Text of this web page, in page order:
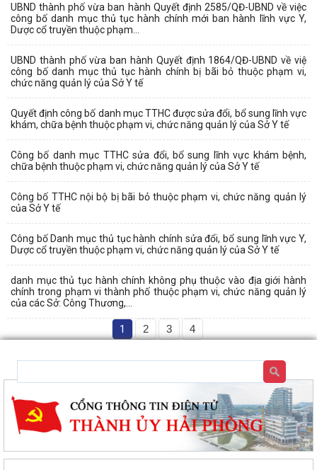
UBND thành phố vừa ban hành Quyết định 2585/QĐ-UBND về việc
công bố danh mục thủ tục hành chính mới ban hành lĩnh vực Y,
Dược cổ truyền thuộc phạm...
UBND thành phố vừa ban hành Quyết định 1864/QĐ-UBND về việ
công bố danh mục thủ tục hành chính bị bãi bỏ thuộc phạm vi,
chức năng quản lý của Sở Y tế
Quyết định công bố danh mục TTHC được sửa đổi, bổ sung lĩnh vực
khám, chữa bệnh thuộc phạm vi, chức năng quản lý của Sở Y tế
Công bố danh mục TTHC sửa đổi, bổ sung lĩnh vực khám bệnh,
chữa bệnh thuộc phạm vi, chức năng quản lý của Sở Y tế
Công bố TTHC nội bộ bị bãi bỏ thuộc phạm vi, chức năng quản lý
của Sở Y tế
Công bố Danh mục thủ tục hành chính sửa đổi, bổ sung lĩnh vực Y,
Dược cổ truyền thuộc phạm vi, chức năng quản lý của Sở Y tế
danh mục thủ tục hành chính không phụ thuộc vào địa giới hành
chính trong phạm vi thành phố thuộc phạm vi, chức năng quản lý
của các Sở: Công Thương,...
1 2 3 4